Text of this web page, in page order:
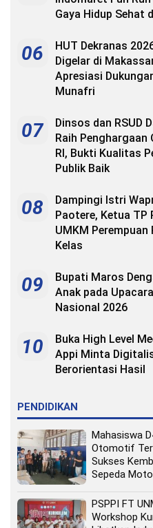
Gaya Hidup Sehat
06
HUT Dekranas
Digelar di
Apresiasi
Munafri
07
Dinsos dan RSUD
Raih Penghargaan
RI, Bukti Kualitas
Publik Baik
08
Dampingi Istri
Paotere, Ketua TP
UMKM Perempuan
Kelas
09
Bupati Maros
Anak pada
Nasional 2026
10
Buka High Level
Appi Minta
Berorientasi Hasil
PENDIDIKAN
Mahasiswa
Otomotif
Sukses
Sepeda
PSPPI FT
Workshop